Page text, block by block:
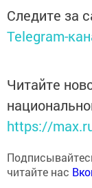
Следите за
Telegram-
Читайте
https://
читайте нас